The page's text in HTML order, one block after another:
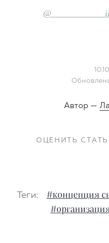
Автор —
ОЦЕНИТЬ
Теги: #концепция